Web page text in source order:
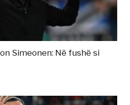
Simeonen: Në fushë si